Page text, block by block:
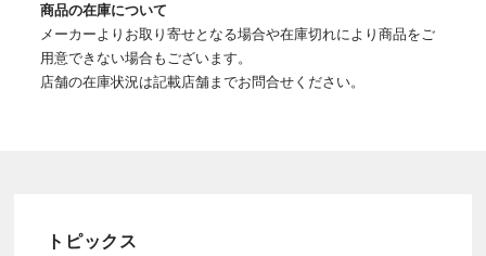
商品の在庫について
メーカーよりお取り寄せとなる場合や在庫切れにより商品をご
用意できない場合もございます。
店舗の在庫状況は記載店舗までお問合せください。
トピックス